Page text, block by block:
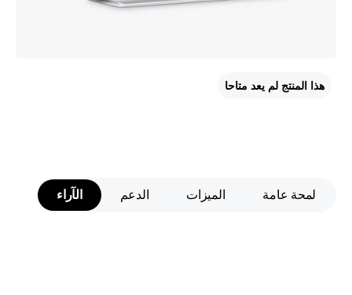
هذا المنتج لم يعد متاحا
لمحة عامة الميزات الدعم الآراء